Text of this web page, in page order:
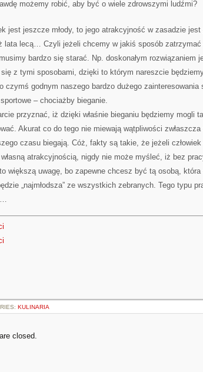
możemy robić, aby być o wiele zdrowszymi ludźmi?
jest jeszcze młody, to jego atrakcyjność w zasadzie jest
lata lecą… Czyli jeżeli chcemy w jakiś sposób
bardzo się starać. Np. doskonałym rozwiązaniem
z tymi sposobami, dzięki to którym nareszcie
czymś godnym naszego bardzo dużego zainteresowania
– chociażby bieganie.
przyznać, iż dzięki właśnie bieganiu będziemy mogli
Akurat co do tego nie miewają wątpliwości
czasu biegają. Cóż, fakty są takie, że jeżeli człowiek
atrakcyjnością, nigdy nie może myśleć, iż bez
większą uwagę, bo zapewne chcesz być tą osobą,
„najmłodsza” ze wszystkich zebranych. Tego typu
KULINARIA
closed.